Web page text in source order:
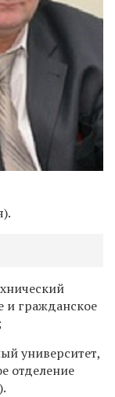
и гражданское
университет,
отделение